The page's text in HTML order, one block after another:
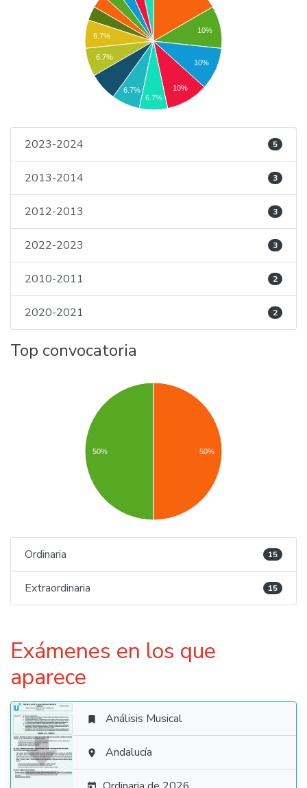
10%
10%
10%
6.7%
6.7%
6.7%
6.7%
2023-2024 5
2013-2014 3
2012-2013 3
2022-2023 3
2010-2011 2
2020-2021 2
Top convocatoria
50% 50%
Ordinaria 15
Extraordinaria 15
Exámenes en los que
aparece

 Análisis Musical
 Andalucía